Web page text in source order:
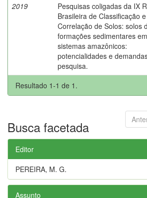
2019
Pesquisas coligadas da IX
Brasileira de Classificação e
Correlação de Solos: solos
formações sedimentares em
sistemas amazônicos:
potencialidades e
pesquisa.
Resultado 1-1 de 1.
Busca facetada
Editor
PEREIRA, M. G.
Assunto